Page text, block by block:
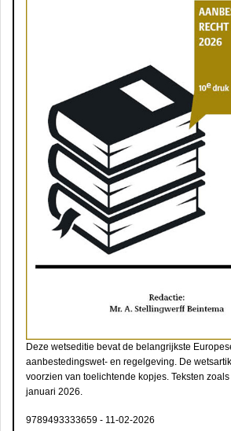
Deze wetseditie bevat de belangrijkste
aanbestedingswet- en regelgeving. De
voorzien van toelichtende kopjes. Teksten
januari 2026.
9789493333659 - 11-02-2026